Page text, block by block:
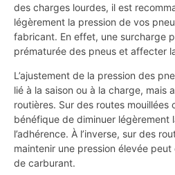
des charges lourdes, il est
légèrement la pression de vos
fabricant. En effet, une surcharge
prématurée des pneus et affecter
L’ajustement de la pression des
lié à la saison ou à la charge, mais
routières. Sur des routes mouillées
bénéfique de diminuer légèrement
l’adhérence. À l’inverse, sur des
maintenir une pression élevée
de carburant.